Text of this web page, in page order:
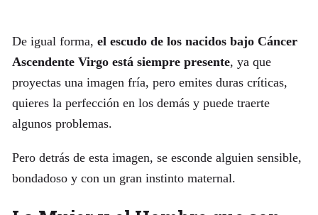
De igual forma, el escudo de los nacidos bajo Cáncer
Ascendente Virgo está siempre presente, ya que
proyectas una imagen fría, pero emites duras críticas,
quieres la perfección en los demás y puede traerte
algunos problemas.
Pero detrás de esta imagen, se esconde alguien sensible,
bondadoso y con un gran instinto maternal.